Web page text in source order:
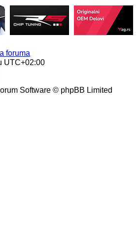
foruma
UTC+02:00
Software © phpBB Limited